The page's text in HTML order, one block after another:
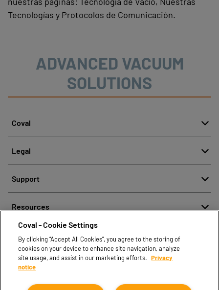
Tecnologías y Protocolos de Comunicación.
ADVANCED VACUUM
SOLUTIONS
Coval
History
Our technologies
Legal
Avisos legales
Support
Contact sales
Find partners
Resources
Document center
Coval CAD Catalog
Blog
FAQ
Coval - Cookie Settings
By clicking “Accept All Cookies”, you agree to the storing of
cookies on your device to enhance site navigation, analyze
site usage, and assist in our marketing efforts. Privacy
notice